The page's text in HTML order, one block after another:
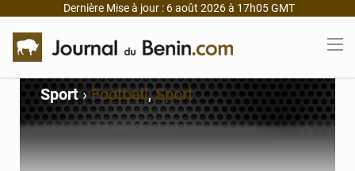
Dernière Mise à jour : 6 août 2026 à 17h05 GMT
Sport›Football,Sport